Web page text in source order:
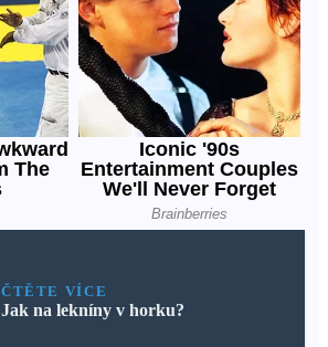
ČTĚTE VÍCE
Jak na lekníny v horku?